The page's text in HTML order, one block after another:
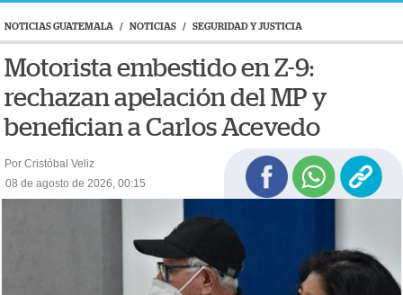
NOTICIAS GUATEMALA / NOTICIAS / SEGURIDAD Y JUSTICIA
Motorista embestido en Z-9:
rechazan apelación del MP y
benefician a Carlos Acevedo
Por Cristóbal Veliz
08 de agosto de 2026, 00:15